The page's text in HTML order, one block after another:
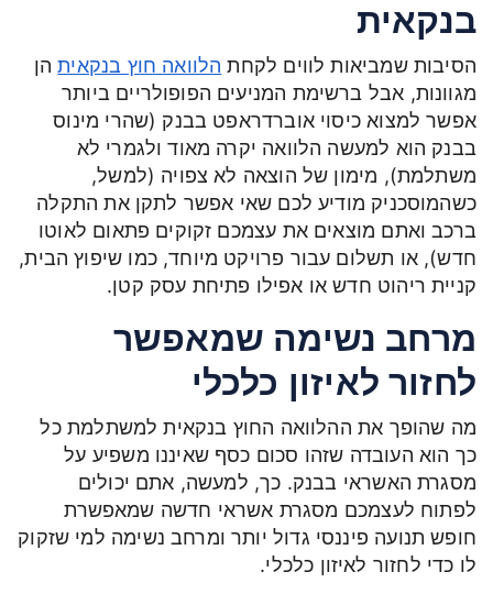
בנקאית
הסיבות שמביאות לווים לקחת הלוואה חוץ בנקאיתהן
מגוונות, אבל ברשימת המניעים הפופולריים ביותר
אפשר למצוא כיסוי אוברדראפט בבנק (שהרי מינוס
בבנק הוא למעשה הלוואה יקרה מאוד ולגמרי לא
משתלמת), מימון של הוצאה לא צפויה (למשל,
כשהמוסכניק מודיע לכם שאי אפשר לתקן את התקלה
ברכב ואתם מוצאים את עצמכם זקוקים פתאום לאוטו
חדש), או תשלום עבור פרויקט מיוחד, כמו שיפוץ הבית,
קניית ריהוט חדש או אפילו פתיחת עסק קטן.
מרחב נשימה שמאפשר
לחזור לאיזון כלכלי
מה שהופך את ההלוואה החוץ בנקאית למשתלמת כל
כך הוא העובדה שזהו סכום כסף שאיננו משפיע על
מסגרת האשראי בבנק. כך, למעשה, אתם יכולים
לפתוח לעצמכם מסגרת אשראי חדשה שמאפשרת
חופש תנועה פיננסי גדול יותר ומרחב נשימה למי שזקוק
לו כדי לחזור לאיזון כלכלי.